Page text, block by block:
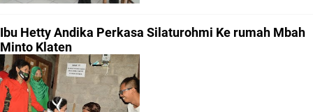
Ibu Hetty Andika Perkasa Silaturohmi Ke rumah Mbah
Minto Klaten